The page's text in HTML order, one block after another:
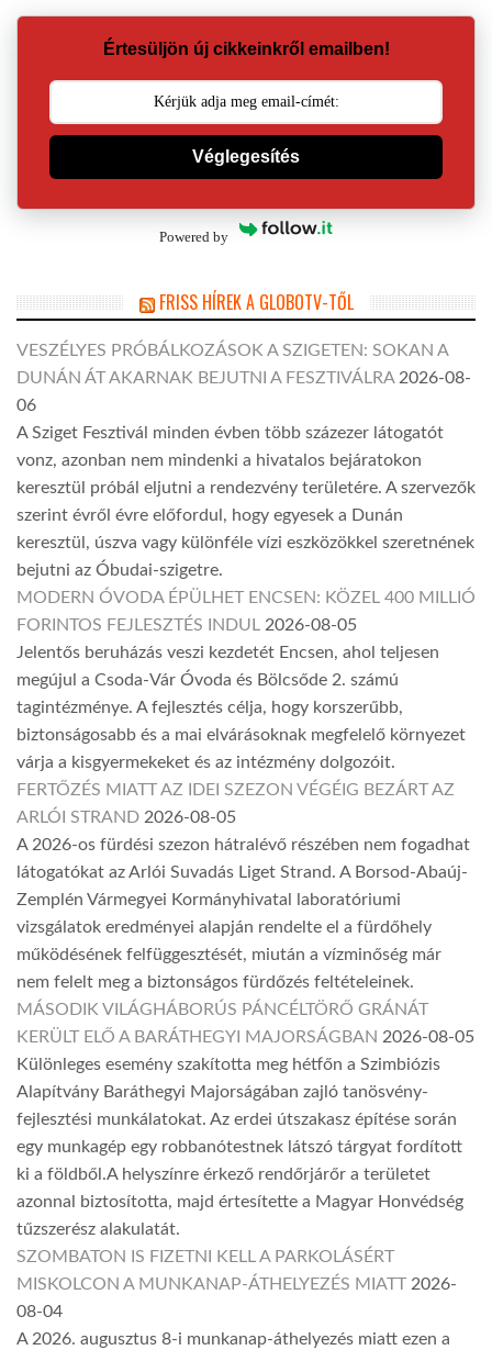
Értesüljön új cikkeinkről emailben!
Véglegesítés
Powered by
FRISS HÍREK A GLOBOTV-TŐL
VESZÉLYES PRÓBÁLKOZÁSOK A SZIGETEN: SOKAN A
DUNÁN ÁT AKARNAK BEJUTNI A FESZTIVÁLRA 2026-08-
06
A Sziget Fesztivál minden évben több százezer látogatót
vonz, azonban nem mindenki a hivatalos bejáratokon
keresztül próbál eljutni a rendezvény területére. A szervezők
szerint évről évre előfordul, hogy egyesek a Dunán
keresztül, úszva vagy különféle vízi eszközökkel szeretnének
bejutni az Óbudai-szigetre.
MODERN ÓVODA ÉPÜLHET ENCSEN: KÖZEL 400 MILLIÓ
FORINTOS FEJLESZTÉS INDUL 2026-08-05
Jelentős beruházás veszi kezdetét Encsen, ahol teljesen
megújul a Csoda-Vár Óvoda és Bölcsőde 2. számú
tagintézménye. A fejlesztés célja, hogy korszerűbb,
biztonságosabb és a mai elvárásoknak megfelelő környezet
várja a kisgyermekeket és az intézmény dolgozóit.
FERTŐZÉS MIATT AZ IDEI SZEZON VÉGÉIG BEZÁRT AZ
ARLÓI STRAND 2026-08-05
A 2026-os fürdési szezon hátralévő részében nem fogadhat
látogatókat az Arlói Suvadás Liget Strand. A Borsod-Abaúj-
Zemplén Vármegyei Kormányhivatal laboratóriumi
vizsgálatok eredményei alapján rendelte el a fürdőhely
működésének felfüggesztését, miután a vízminőség már
nem felelt meg a biztonságos fürdőzés feltételeinek.
MÁSODIK VILÁGHÁBORÚS PÁNCÉLTÖRŐ GRÁNÁT
KERÜLT ELŐ A BARÁTHEGYI MAJORSÁGBAN 2026-08-05
Különleges esemény szakította meg hétfőn a Szimbiózis
Alapítvány Baráthegyi Majorságában zajló tanösvény-
fejlesztési munkálatokat. Az erdei útszakasz építése során
egy munkagép egy robbanótestnek látszó tárgyat fordított
ki a földből.A helyszínre érkező rendőrjárőr a területet
azonnal biztosította, majd értesítette a Magyar Honvédség
tűzszerész alakulatát.
SZOMBATON IS FIZETNI KELL A PARKOLÁSÉRT
MISKOLCON A MUNKANAP-ÁTHELYEZÉS MIATT 2026-
08-04
A 2026. augusztus 8-i munkanap-áthelyezés miatt ezen a